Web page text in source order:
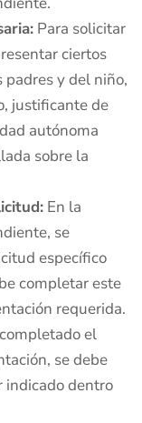
Para solicitar
ciertos
padres y del niño,
justificante de
autónoma
sobre la
En la
se
específico
completar este
requerida.
el
se debe
indicado dentro